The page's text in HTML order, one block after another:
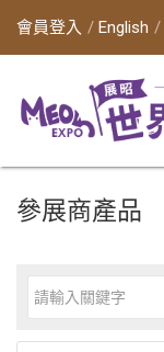
會員登入 English
參展商產品